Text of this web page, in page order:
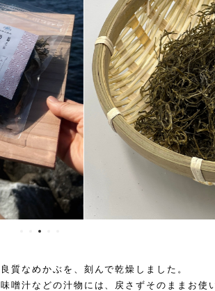
良質なめかぶを、刻んで乾燥しました。
味噌汁などの汁物には、戻さずそのままお使